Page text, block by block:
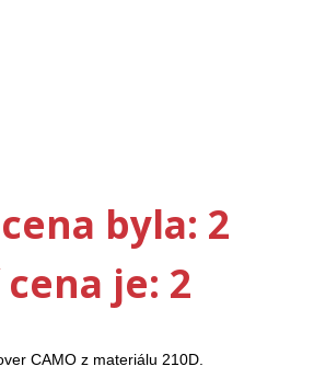
byla: 2
je: 2
CAMO z materiálu 210D.